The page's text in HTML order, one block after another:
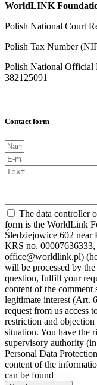
WorldLINK
Polish National Court
Polish Tax Number
Polish National Official
382125091
Contact form
The data controller
form is the WorldLink
Śledziejowice 602
KRS no.
office@worldlink.pl)
will be processed by
question, fulfill your
content of the comment
legitimate interest (Art.
request from us access
restriction and
situation. You have the
supervisory authority
Personal Data
content of the
can be found